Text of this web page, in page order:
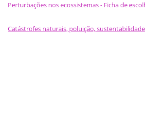
Perturbações nos ecossistemas - Ficha de
Catástrofes naturais, poluição,